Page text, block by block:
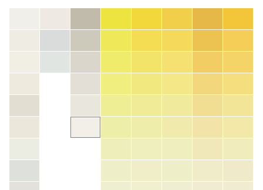
color_name
HEX:hex_code
TSR:tsr_code